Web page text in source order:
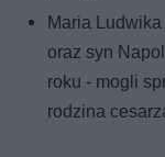
Maria
oraz syn
roku - mogli
rodzina